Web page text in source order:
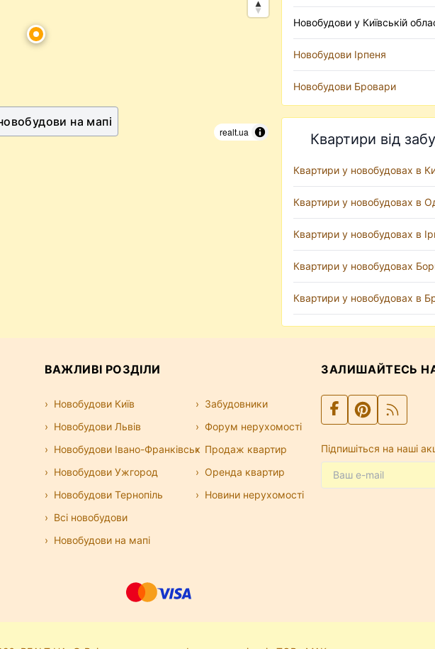
realt.ua
на мапі
Новобудови у Київській
Новобудови Ірпеня
Новобудови Бровари
Квартири від
Квартири у новобудовах в
Квартири у новобудовах в
Квартири у новобудовах в
Квартири у новобудовах
Квартири у новобудовах в
ВАЖЛИВІ РОЗДІЛИ
Новобудови Київ
Новобудови Львів
Новобудови Івано-Франківськ
Новобудови Ужгород
Новобудови Тернопіль
Всі новобудови
Новобудови на мапі
Забудовники
Форум нерухомості
Продаж квартир
Оренда квартир
Новини нерухомості
ЗАЛИШАЙТЕСЬ
Підпишіться на наші